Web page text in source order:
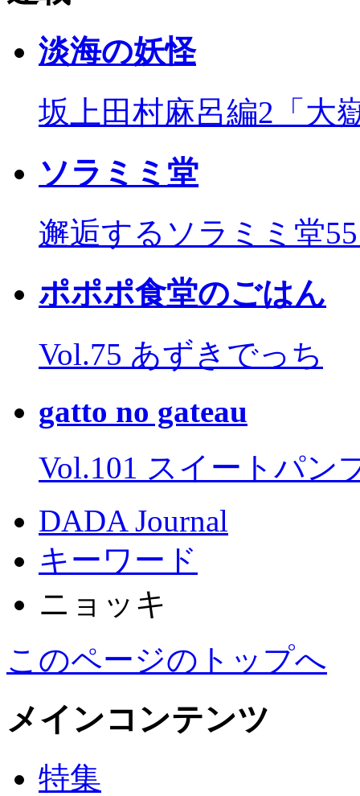
淡海の妖怪
坂上田村麻呂編2「大
ソラミミ堂
邂逅するソラミミ堂
ポポポ食堂のごはん
Vol.75 あずきでっち
gatto no gateau
Vol.101 スイートパン
DADA Journal
キーワード
ニョッキ
このページのトップへ
メインコンテンツ
特集